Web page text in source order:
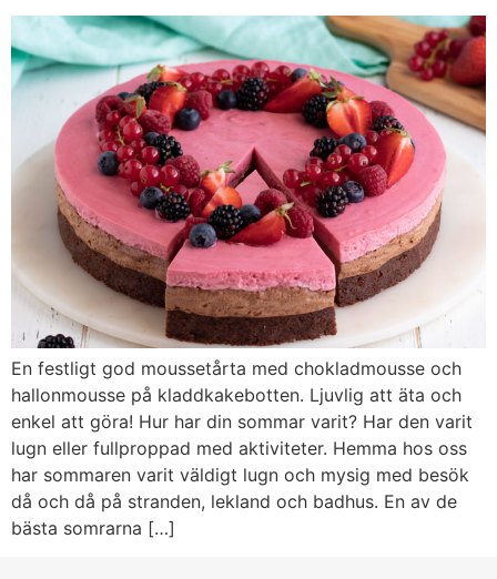
En festligt god moussetårta med chokladmousse och
hallonmousse på kladdkakebotten. Ljuvlig att äta och
enkel att göra! Hur har din sommar varit? Har den varit
lugn eller fullproppad med aktiviteter. Hemma hos oss
har sommaren varit väldigt lugn och mysig med besök
då och då på stranden, lekland och badhus. En av de
bästa somrarna […]